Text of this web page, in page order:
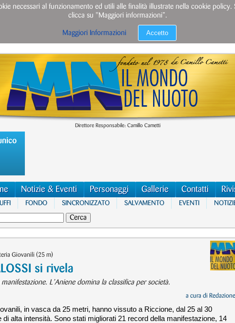
Direttore Responsabile: Camillo Cametti
Notizie & Eventi Personaggi Gallerie Contatti
FONDO SINCRONIZZATO SALVAMENTO EVENTI
Giovanili (25 m)
si rivela
L’Aniene domina la classifica per società.
a cura di Redazione
in vasca da 25 metri, hanno vissuto a Riccione, dal 25 al 30
di alta intensità. Sono stati migliorati 21 record della manifestazione, 14
necessari al funzionamento ed utili alle finalità illustrate nella cookie
clicca su "Maggiori informazioni”.
Maggiori Informazioni Accetto